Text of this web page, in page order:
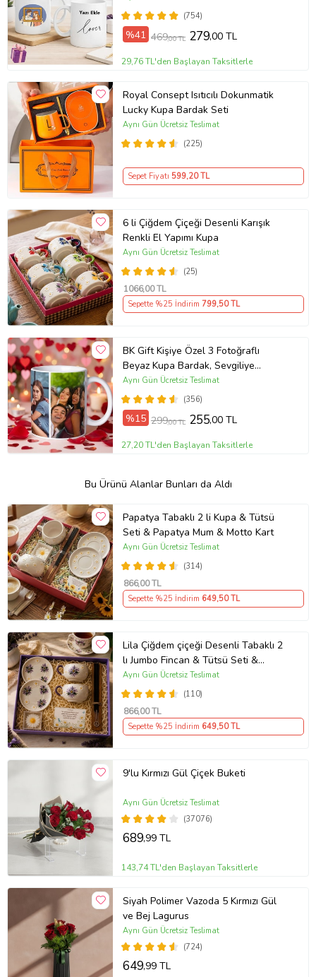
Günü Hediyesi(754)
%41 469,00 TL 279,00 TL
29,76 TL'den Başlayan Taksitlerle
Royal Consept Isıtıcılı Dokunmatik
Lucky Kupa Bardak Seti
(225)
Aynı Gün Ücretsiz Teslimat
Sepet Fiyatı 599,20 TL
6 li Çiğdem Çiçeği Desenli Karışık
Renkli El Yapımı Kupa
(25)
Aynı Gün Ücretsiz Teslimat
1066,00 TL
Sepette %25 İndirim 799,50 TL
BK Gift Kişiye Özel 3 Fotoğraflı
Beyaz Kupa Bardak, Sevgiliye
Hediye, Arkadaşa Hediye
(356)
Aynı Gün Ücretsiz Teslimat
%15 299,00 TL 255,00 TL
27,20 TL'den Başlayan Taksitlerle
Bu Ürünü Alanlar Bunları da Aldı
Papatya Tabaklı 2 li Kupa & Tütsü
Seti & Papatya Mum & Motto Kart
(314)
Aynı Gün Ücretsiz Teslimat
866,00 TL
Sepette %25 İndirim 649,50 TL
Lila Çiğdem çiçeği Desenli Tabaklı 2
lı Jumbo Fincan & Tütsü Seti &
Papatya Mum &
(110)
Aynı Gün Ücretsiz Teslimat
866,00 TL
Sepette %25 İndirim 649,50 TL
9'lu Kırmızı Gül Çiçek Buketi
(37076)
Aynı Gün Ücretsiz Teslimat
689,99 TL
143,74 TL'den Başlayan Taksitlerle
Siyah Polimer Vazoda 5 Kırmızı Gül
ve Bej Lagurus
(724)
Aynı Gün Ücretsiz Teslimat
649,99 TL